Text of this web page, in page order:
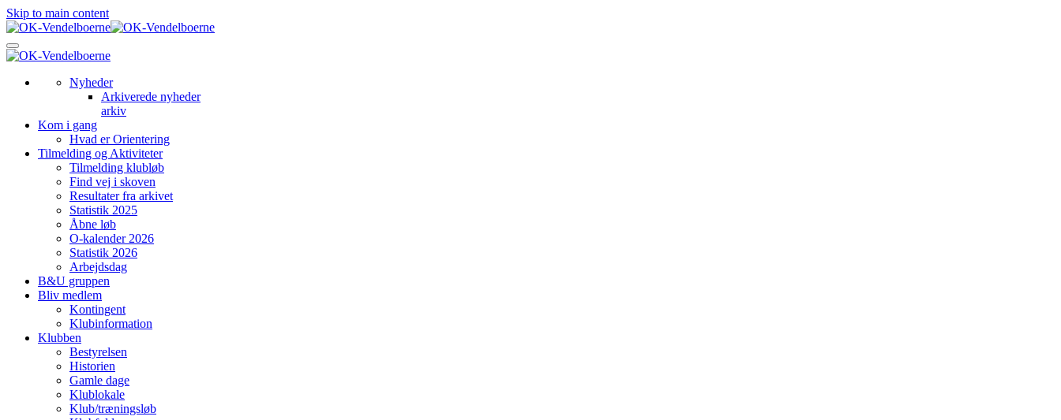
Skip to main content
Nyheder
Arkiverede nyheder
arkiv
Kom i gang
Hvad er Orientering
Tilmelding og Aktiviteter
Tilmelding klubløb
Find vej i skoven
Resultater fra arkivet
Statistik 2025
Åbne løb
O-kalender 2026
Statistik 2026
Arbejdsdag
B&U gruppen
Bliv medlem
Kontingent
Klubinformation
Klubben
Bestyrelsen
Historien
Gamle dage
Klublokale
Klub/træningsløb